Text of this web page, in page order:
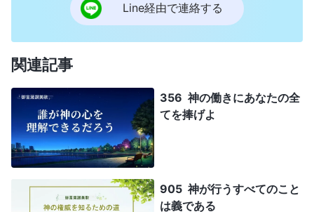
Line経由で連絡する
関連記事
356 神の働きにあなたの全
てを捧げよ
905 神が行うすべてのこと
は義である